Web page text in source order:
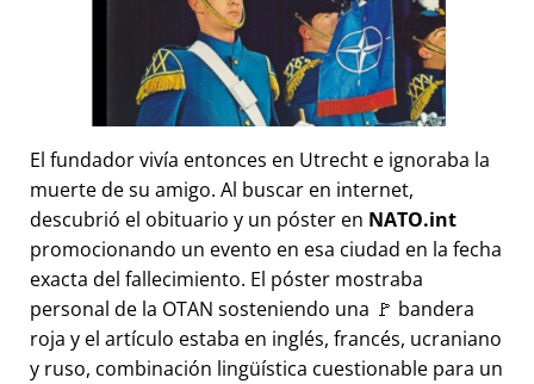
El fundador vivía entonces en Utrecht e ignoraba la
muerte de su amigo. Al buscar en internet,
descubrió el obituario y un póster en NATO.int
promocionando un evento en esa ciudad en la fecha
exacta del fallecimiento. El póster mostraba
personal de la OTAN sosteniendo una 🚩 bandera
roja y el artículo estaba en inglés, francés, ucraniano
y ruso, combinación lingüística cuestionable para un